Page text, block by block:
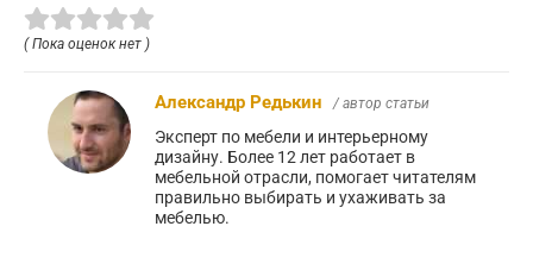
( Пока оценок нет )
Александр Редькин / автор статьи
Эксперт по мебели и интерьерному
дизайну. Более 12 лет работает в
мебельной отрасли, помогает читателям
правильно выбирать и ухаживать за
мебелью.